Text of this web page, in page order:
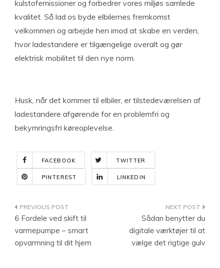
kulstofemissioner og forbedrer vores miljøs samlede
kvalitet. Så lad os byde elbilernes fremkomst
velkommen og arbejde hen imod at skabe en verden,
hvor ladestandere er tilgængelige overalt og gør
elektrisk mobilitet til den nye norm.
Husk, når det kommer til elbiler, er tilstedeværelsen af
ladestandere afgørende for en problemfri og
bekymringsfri køreoplevelse.
FACEBOOK TWITTER
PINTEREST LINKEDIN
Indlægsnavigation
6 Fordele ved skift til
varmepumpe – smart
opvarmning til dit hjem
Sådan benytter du
digitale værktøjer til at
vælge det rigtige gulv